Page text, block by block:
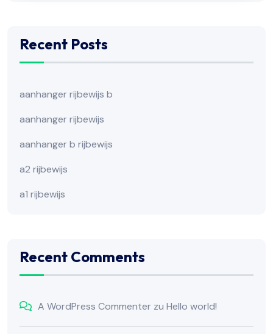
Recent Posts
aanhanger rijbewijs b
aanhanger rijbewijs
aanhanger b rijbewijs
a2 rijbewijs
a1 rijbewijs
Recent Comments
A WordPress Commenter zu Hello world!